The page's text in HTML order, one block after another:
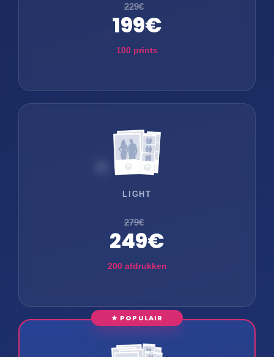
229€
199€
100 prints
LIGHT
279€
249€
200 afdrukken
★ POPULAIR